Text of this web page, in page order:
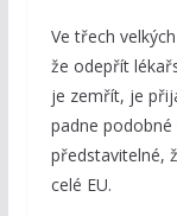
Ve třech
že odepřít
je zemřít, je
padne
představitelné,
celé EU.